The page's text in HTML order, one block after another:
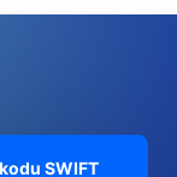
SWIFT